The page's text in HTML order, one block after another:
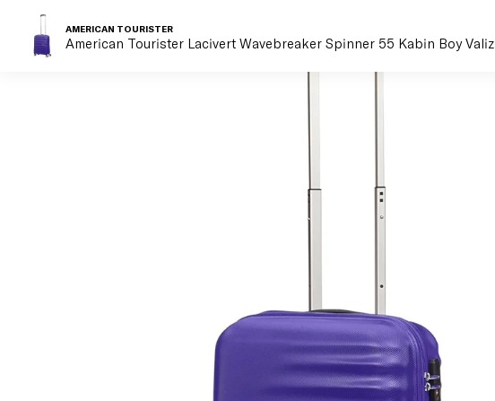
AMERICAN TOURISTER
American Tourister Lacivert Wavebreaker Spinner 55 Kabin Boy Valiz